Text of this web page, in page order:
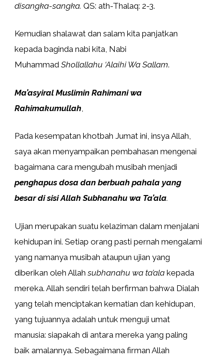
disangka-sangka. QS: ath-Thalaq: 2-3.
Kemudian shalawat dan salam kita panjatkan
kepada baginda nabi kita, Nabi
Muhammad Shollallahu ‘Alaihi Wa Sallam.
Ma’asyiral Muslimin Rahimani wa
Rahimakumullah
Pada kesempatan khotbah Jumat ini, insya Allah,
saya akan menyampaikan pembahasan mengenai
bagaimana cara mengubah musibah menjadi
penghapus dosa dan berbuah pahala yang
besar di sisi Allah Subhanahu wa Ta’ala.
Ujian merupakan suatu kelaziman dalam menjalani
kehidupan ini. Setiap orang pasti pernah mengalami
yang namanya musibah ataupun ujian yang
diberikan oleh Allahsubhanahu wa ta’ala kepada
mereka. Allah sendiri telah berfirman bahwa Dialah
yang telah menciptakan kematian dan kehidupan,
yang tujuannya adalah untuk menguji umat
manusia: siapakah di antara mereka yang paling
baik amalannya. Sebagaimana firman Allah